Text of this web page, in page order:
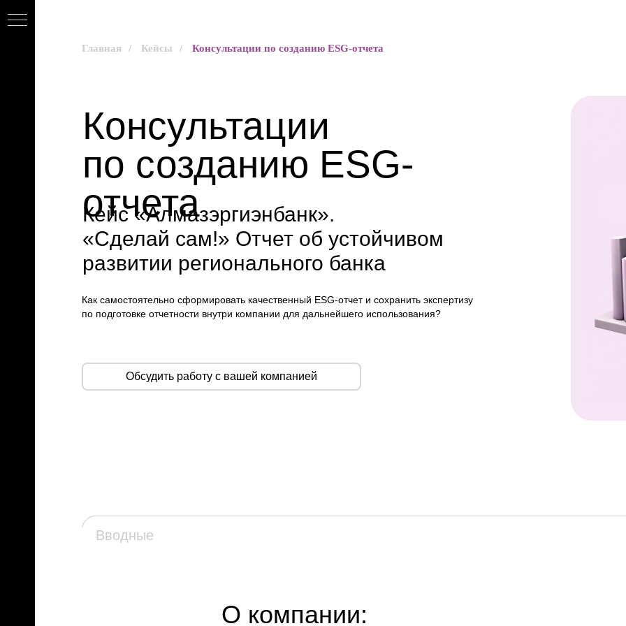
Главная / Кейсы / Консультации по созданию ESG-отчета
Обсудить работу с вашей компанией
Консультации
по созданию ESG-
отчета
Кейс «Алмазэргиэнбанк».
«Сделай сам!» Отчет об устойчивом
развитии регионального банка
Как самостоятельно сформировать качественный ESG-отчет и сохранить экспертизу
по подготовке отчетности внутри компании для дальнейшего использования?
О компании:
Вводные